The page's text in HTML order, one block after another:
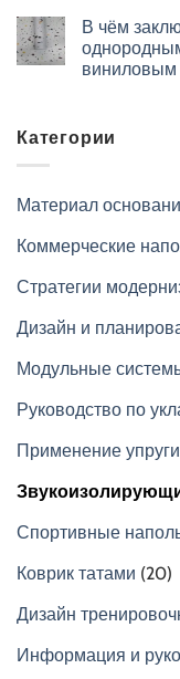
В чём
виниловым
Категории
Материал
Коммерческие
Стратегии
Дизайн и
Модульные
Руководство по
Применение
Спортивные
Коврик татами (20)
Дизайн
Информация и